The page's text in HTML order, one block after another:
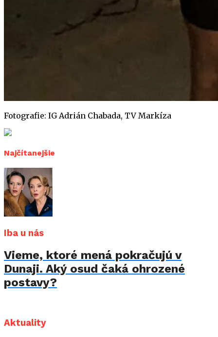
Fotografie: IG Adrián Chabada, TV Markíza
Najčítanejšie
Iba u nás
Vieme, ktoré mená pokračujú v
Dunaji. Aký osud čaká ohrozené
postavy?
Aktuality